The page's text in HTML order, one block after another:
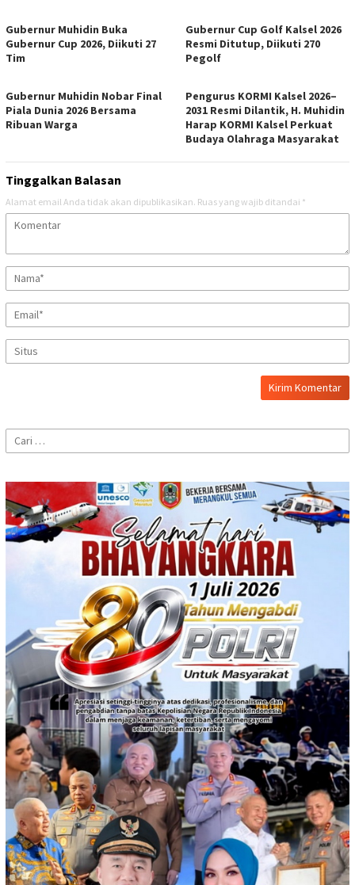
Gubernur Muhidin Buka
Gubernur Cup 2026, Diikuti 27
Tim
Gubernur Cup Golf Kalsel 2026
Resmi Ditutup, Diikuti 270
Pegolf
Gubernur Muhidin Nobar Final
Piala Dunia 2026 Bersama
Ribuan Warga
Pengurus KORMI Kalsel 2026–
2031 Resmi Dilantik, H. Muhidin
Harap KORMI Kalsel Perkuat
Budaya Olahraga Masyarakat
Tinggalkan Balasan
Alamat email Anda tidak akan dipublikasikan. Ruas yang wajib ditandai *
Cari
untuk: